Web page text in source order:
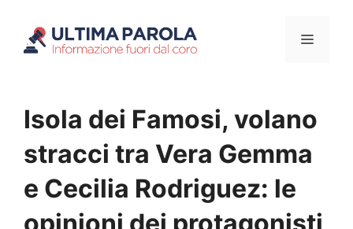
Menu
Isola dei Famosi, volano
stracci tra Vera Gemma
e Cecilia Rodriguez: le